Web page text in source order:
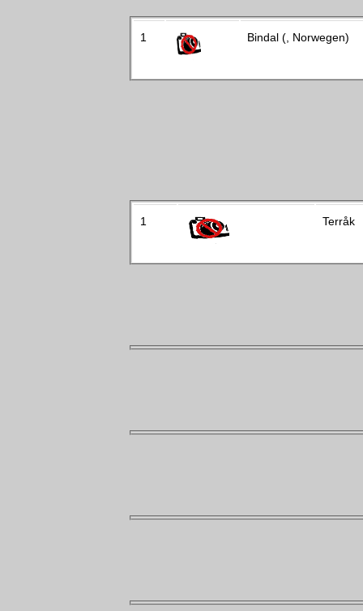
1 Bindal (, Norwegen)
1 Terråk